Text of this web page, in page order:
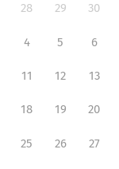
28 29 30
4 5 6
11 12 13
18 19 20
25 26 27